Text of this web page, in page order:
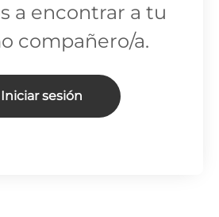
a encontrar a tu
compañero/a.
Iniciar sesión